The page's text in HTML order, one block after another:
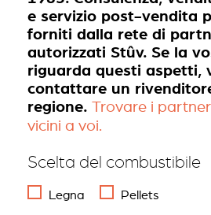
e servizio post-vendita
forniti dalla rete di
autorizzati Stûv. Se la
riguarda questi aspetti,
contattare un
regione. Trovare i
vicini a voi.
Scelta del combustibile
Legna Pellets